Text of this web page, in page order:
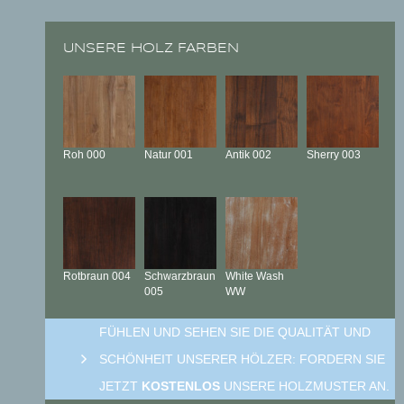
UNSERE HOLZ FARBEN
Roh 000 Natur 001 Antik 002 Sherry 003
Rotbraun 004
Schwarzbraun
005
White Wash
WW
FÜHLEN UND SEHEN SIE DIE QUALITÄT UND
SCHÖNHEIT UNSERER HÖLZER: FORDERN SIE
JETZT KOSTENLOS UNSERE HOLZMUSTER AN.